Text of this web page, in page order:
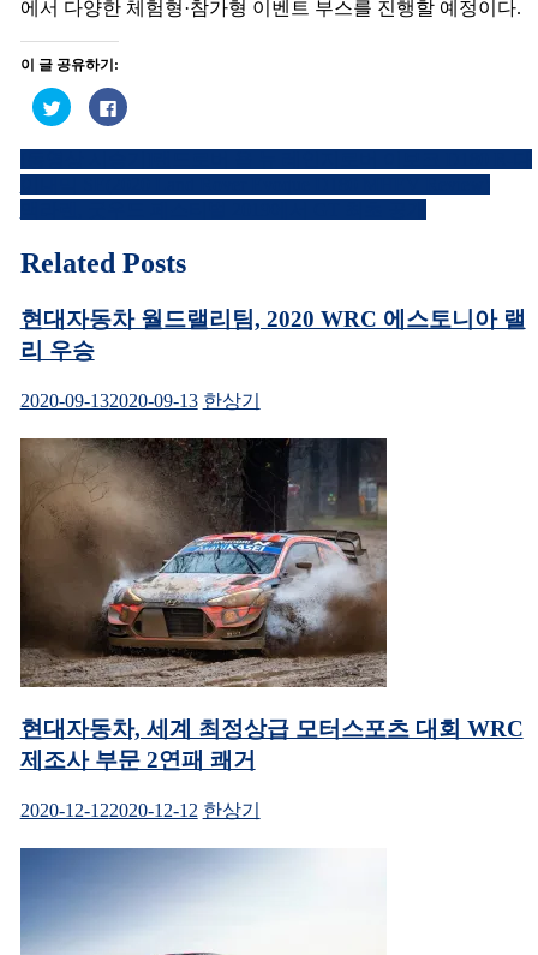
에서 다양한 체험형·참가형 이벤트 부스를 진행할 예정이다.
이 글 공유하기:
트
위
로
유
기
(새
서
열
페
이
북
공
하
려
릭
하
요.
(새
창
림)
글
내
게
이
션
Related Posts
현대자동차 월드랠리팀, 2020 WRC 에스토니아 랠
리 우승
2020-09-132020-09-13 한상기
현대자동차, 세계 최정상급 모터스포츠 대회 WRC
제조사 부문 2연패 쾌거
2020-12-122020-12-12 한상기